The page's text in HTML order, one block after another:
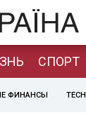
СПОРТ
ФИНАНСЫ TECH